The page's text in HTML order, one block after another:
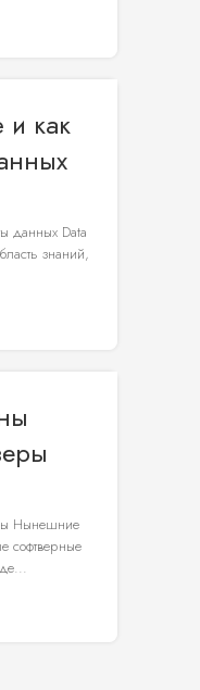
и как
данных Data
знаний,
Нынешние
софтверные